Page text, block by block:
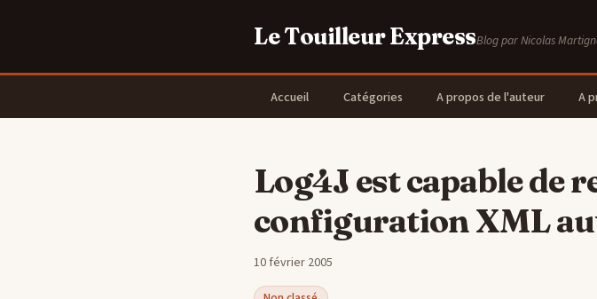
Le Touilleur ExpressBlog par Nicolas
Accueil Catégories A propos de l'auteur A
Log4J est capable de
configuration XML
10 février 2005